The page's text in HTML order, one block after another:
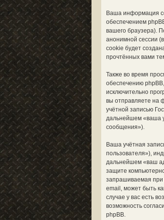
Ваша информация
обеспечением
вашего браузера).
анонимной сессии
cookie будет
прочтённых вами
Также во время
обеспечению
исключительно
вы отправляете на
учётной записью
дальнейшем «ваша
сообщения»).
Ваша учётная
пользователя»),
дальнейшем «ваш
защите
запрашиваемая при
email, может быть
случае у вас есть
возможность
phpBB.